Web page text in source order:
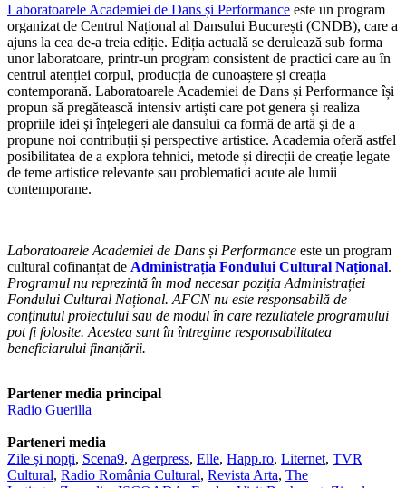
Laboratoarele Academiei de Dans și Performance este un program
organizat de Centrul Național al Dansului București (CNDB), care a
ajuns la cea de-a treia ediție. Ediția actuală se derulează sub forma
unor laboratoare, printr-un program consistent de practici care au în
centrul atenției corpul, producția de cunoaștere și creația
contemporană. Laboratoarele Academiei de Dans și Performance își
propun să pregătească intensiv artiști care pot genera și realiza
propriile idei și înțelegeri ale dansului ca formă de artă și de a
propune noi contribuții și perspective artistice. Academia oferă astfel
posibilitatea de a explora tehnici, metode și direcții de creație legate
de teme artistice relevante sau problematici acute ale lumii
contemporane.
Laboratoarele Academiei de Dans și Performance este un program
cultural cofinanțat de Administrația Fondului Cultural Național.
Programul nu reprezintă în mod necesar poziția Administrației
Fondului Cultural Național. AFCN nu este responsabilă de
conținutul proiectului sau de modul în care rezultatele programului
pot fi folosite. Acestea sunt în întregime responsabilitatea
beneficiarului finanțării.
Partener media principal
Radio Guerilla
Parteneri media
Zile și nopți, Scena9, Agerpress, Elle, Happ.ro, Liternet, TVR
Cultural, Radio România Cultural, Revista Arta, The